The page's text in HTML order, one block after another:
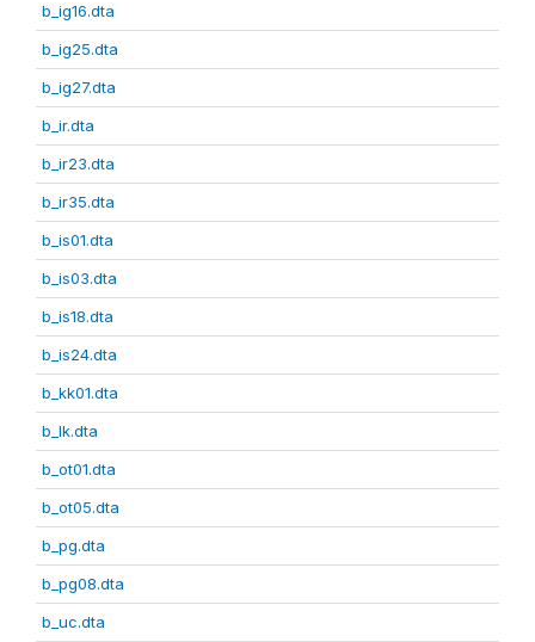
b_ig16.dta
b_ig25.dta
b_ig27.dta
b_ir.dta
b_ir23.dta
b_ir35.dta
b_is01.dta
b_is03.dta
b_is18.dta
b_is24.dta
b_kk01.dta
b_lk.dta
b_ot01.dta
b_ot05.dta
b_pg.dta
b_pg08.dta
b_uc.dta